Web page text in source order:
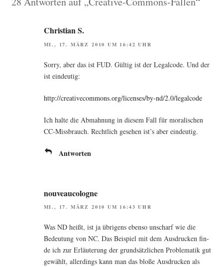
Christian S.
MI., 17. MÄRZ 2010 UM 16:42 UHR
Sor­ry, aber das ist FUD. Gül­tig ist der Legal­code. Und der
ist eindeutig:
http://creativecommons.org/licenses/by-nd/2.0/legalcode
Ich hal­te die Abmah­nung in die­sem Fall für mora­li­schen
CC-Miss­brauch. Recht­lich gese­hen ist’s aber eindeutig.
Antworten
nouveaucologne
MI., 17. MÄRZ 2010 UM 16:43 UHR
Was ND heißt, ist ja übri­gens eben­so unscharf wie die
Bedeu­tung von NC. Das Bei­spiel mit dem Aus­dru­cken fin­
de ich zur Erläu­te­rung der grund­sätz­li­chen Pro­ble­ma­tik gut
gewählt, aller­dings kann man das blo­ße Aus­dru­cken als